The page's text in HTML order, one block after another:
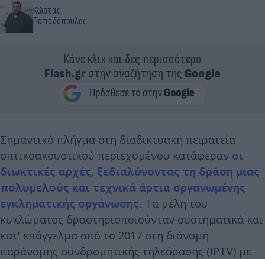
Κώστας
Παπαδόπουλος
Κάνε κλικ και δες περισσότερο
Flash.grστην αναζήτηση της Google
Σημαντικό πλήγμα στη διαδικτυακή πειρατεία
οπτικοακουστικού περιεχομένου κατάφεραν οι
διωκτικές αρχές, ξεδιαλύνοντας τη δράση μιας
πολυμελούς και τεχνικά άρτια οργανωμένης
εγκληματικής οργάνωσης. Τα μέλη του
κυκλώματος δραστηριοποιούνταν συστηματικά και
κατ' επάγγελμα από το 2017 στη διάνομη
παράνομης συνδρομητικής τηλεόρασης (IPTV) με